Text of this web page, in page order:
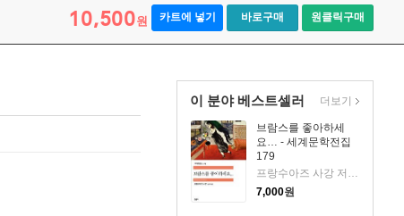
10,500원 카트에 넣기 바로구매 원클릭구매
이 분야 베스트셀러
브람스를 좋아하세
요… - 세계문학전집
179
7,000원
더보기